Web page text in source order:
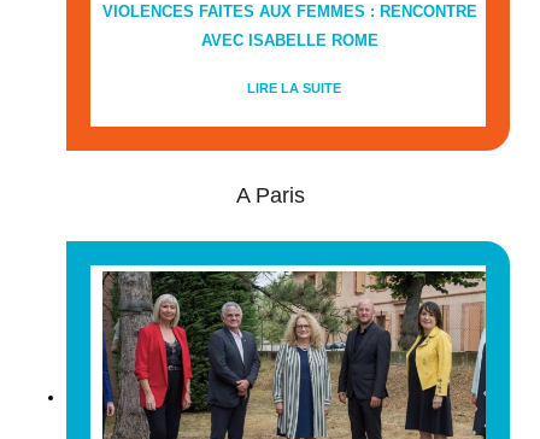
VIOLENCES FAITES AUX FEMMES : RENCONTRE
AVEC ISABELLE ROME
LIRE LA SUITE
A Paris